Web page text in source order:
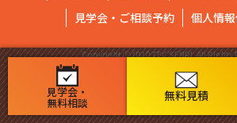
見学会・
無料相談 無料見積
見学会・ご相談予約
個人情
Copyright ⓒ2020 TEC SENRI. All Rights